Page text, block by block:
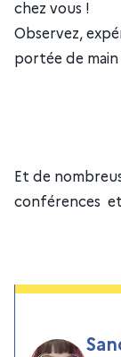
chez vous !
Observez,
portée de main
Et de
conférences